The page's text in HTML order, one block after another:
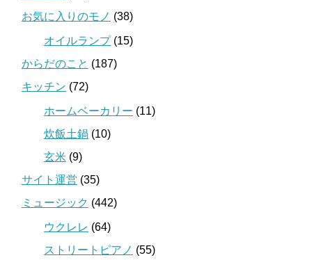
お気に入りのモノ (38)
オイルランプ(15)
からだのこと (187)
キッチン (72)
ホームベーカリー (11)
炊飯土鍋 (10)
玄米 (9)
サイト運営 (35)
ミュージック (442)
ウクレレ (64)
ストリートピアノ (55)